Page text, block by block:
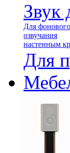
Звук
Для
озвучания
настенным
Для